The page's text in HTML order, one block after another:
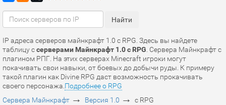
IP адреса серверов майнкрафт 1.0 с RPG. Здесь вы найдете
таблицу ссерверами Майнкрафт 1.0 с RPG . Сервера Майнкрафт с
плагином РПГ. На этих серверах Minecraft игроки могут
покачивать свои навыки, от боевых до добычи руды. К примеру
такой плагин как Divine RPG даст возможность прокачивать
своего персонажа. Подробнее о RPG
Сервера Майнкрафт → Версия 1.0 → с RPG